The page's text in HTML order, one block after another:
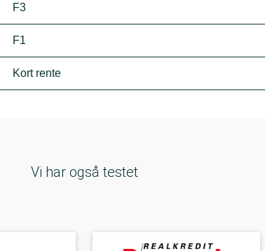
F3
F1
Kort rente
Vi har også testet